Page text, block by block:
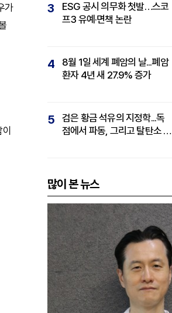
가
3
ESG 공시 의무화 첫발…스코
프3 유예·면책 논란
4
8월 1일 세계 폐암의 날...폐암
환자 4년 새 27.9% 증가
5
검은 황금 석유의 지정학...독
점에서 파동, 그리고 탈탄소 패
많이 본 뉴스